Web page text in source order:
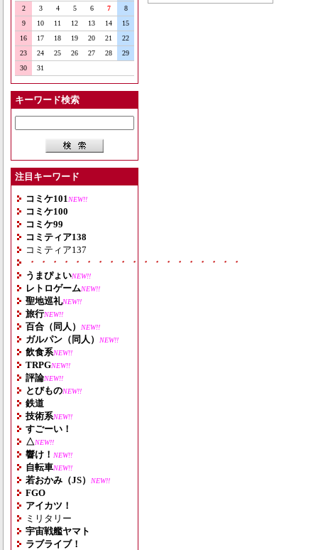
2
3 4 5 6 7
8
9
10 11 12 13 14
15
16
17 18 19 20 21
22
23
24 25 26 27 28
29
30
31
キーワード検索
注目キーワード
コミケ101 NEW!!
コミケ100
コミケ99
コミティア138
コミティア137
・・・・・・・・・・・・・・・・・・・
うまぴょいNEW!!
レトロゲームNEW!!
聖地巡礼NEW!!
旅行NEW!!
百合（同人） NEW!!
ガルパン（同人） NEW!!
飲食系NEW!!
TRPGNEW!!
評論NEW!!
とびものNEW!!
鉄道
技術系NEW!!
すごーい！
△NEW!!
響け！ NEW!!
自転車NEW!!
若おかみ（JS） NEW!!
FGO
アイカツ！
ミリタリー
宇宙戦艦ヤマト
ラブライブ！